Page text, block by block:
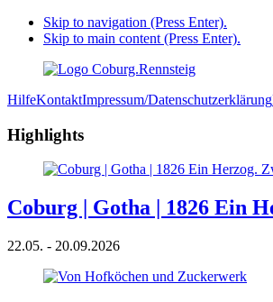
Skip to navigation (Press Enter).
Skip to main content (Press Enter).
HilfeKontaktImpressum/Datenschutzerklärung
Highlights
Coburg | Gotha | 1826 Ein
22.05. - 20.09.2026